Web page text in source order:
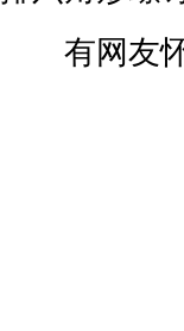
有网友怀